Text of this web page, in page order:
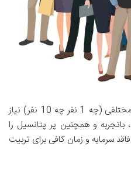
اگر کسب و کار کوچک شما به افراد مختلفی (چه 1 نفر چه 10 نفر) نیاز
باتجربه و همچنین پر پتانسیل را
سرمایه و زمان کافی برای تربیت